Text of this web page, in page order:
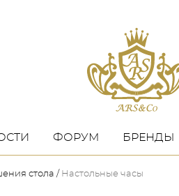
ФОРУМ БРЕНДЫ
стола Настольные часы